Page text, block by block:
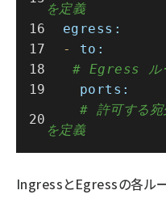
を定義
egress:
-
to:
# Egress ル
ports:
# 許可する宛
を定義
IngressとEgressの各ル